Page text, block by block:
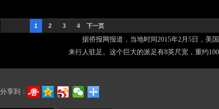
1 2 3 4 下一页
据侨报网报道，当地时间2015年2月5日，美
来行人驻足。这个巨大的派足有8英尺宽，重约
分享到：